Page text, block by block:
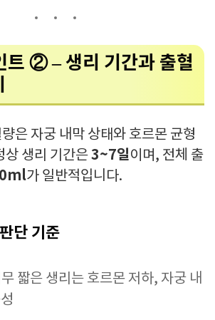
트 ② – 생리 기간과 출혈
은 자궁 내막 상태와 호르몬 균형
상 생리 기간은3~7일이며, 전체 출
가 일반적입니다.
단 기준
짧은 생리는 호르몬 저하, 자궁 내